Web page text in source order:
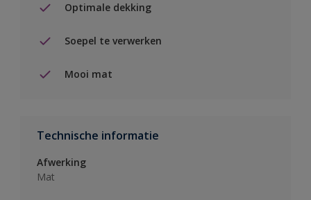
Optimale dekking
Soepel te verwerken
Mooi mat
Technische informatie
Afwerking
Mat